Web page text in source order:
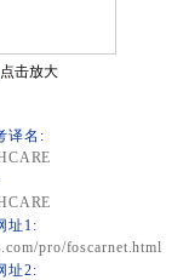
点击放大
译名:
址1:
pro/foscarnet.html
址2: